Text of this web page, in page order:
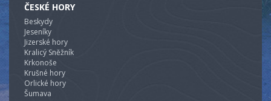
ČESKÉ HORY
Beskydy
Jeseníky
Jizerské hory
Kralicý Sněžník
Krkonoše
Krušné hory
Orlické hory
Šumava